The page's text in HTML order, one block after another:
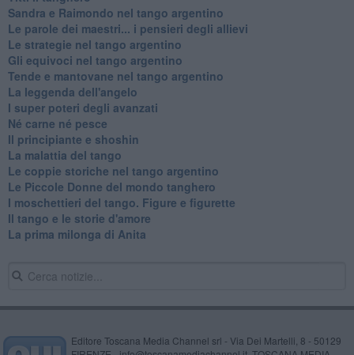
Sandra e Raimondo nel tango argentino
Le parole dei maestri... i pensieri degli allievi
Le strategie nel tango argentino
Gli equivoci nel tango argentino
Tende e mantovane nel tango argentino
La leggenda dell'angelo
I super poteri degli avanzati
​Né carne né pesce
Il principiante e shoshin
La malattia del tango
Le coppie storiche nel tango argentino
​Le Piccole Donne del mondo tanghero
I moschettieri del tango. Figure e figurette
Il tango e le storie d'amore
​La prima milonga di Anita
Editore Toscana Media Channel srl - Via Dei Martelli, 8 - 50129